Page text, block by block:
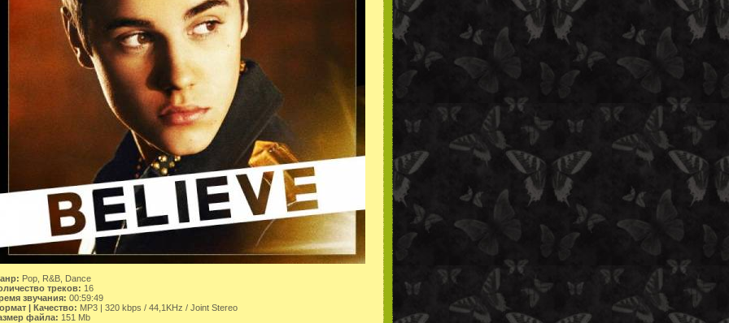
Pop, R&B, Dance
треков: 16
звучания: 00:59:49
| Качество: MP3 | 320 kbps / 44,1KHz / Joint Stereo
файла: 151 Mb